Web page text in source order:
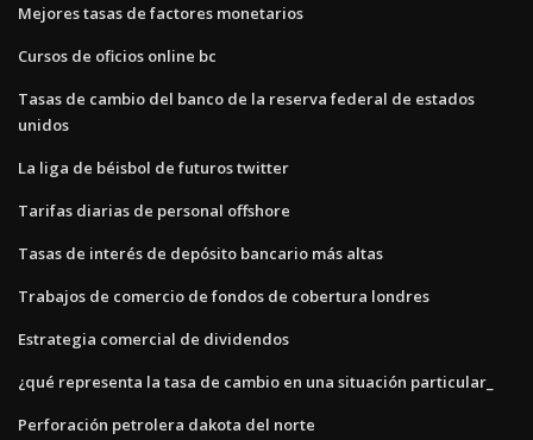
Mejores tasas de factores monetarios
Cursos de oficios online bc
Tasas de cambio del banco de la reserva federal de estados
unidos
La liga de béisbol de futuros twitter
Tarifas diarias de personal offshore
Tasas de interés de depósito bancario más altas
Trabajos de comercio de fondos de cobertura londres
Estrategia comercial de dividendos
¿qué representa la tasa de cambio en una situación particular_
Perforación petrolera dakota del norte